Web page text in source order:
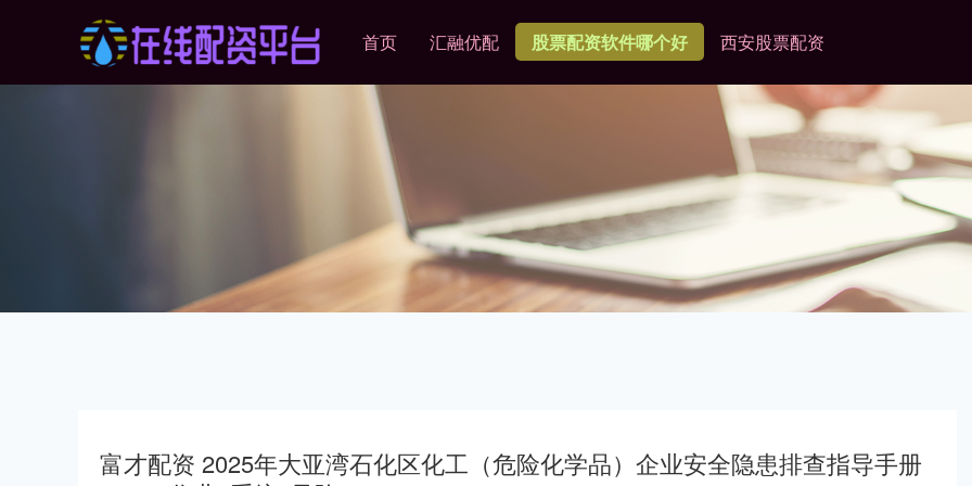
首页 汇融优配 股票配资软件哪个好 西安股票配资
富才配资 2025年大亚湾石化区化工（危险化学品）企业安全隐患排查指导手册